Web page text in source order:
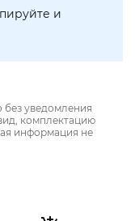
и
без уведомления
комплектацию
информация не